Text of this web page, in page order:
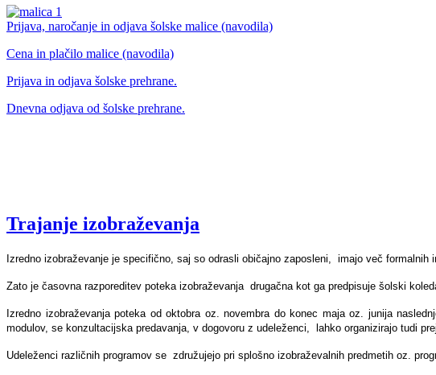
Prijava, naročanje in odjava šolske malice (navodila)
Cena in plačilo malice (navodila)
Prijava in odjava šolske prehrane.
Dnevna odjava od šolske prehrane.
Trajanje izobraževanja
Izredno izobraževanje je specifično, saj so odrasli običajno zaposleni, imajo več
Zato je časovna razporeditev poteka izobraževanja drugačna kot ga predpisuje šolski
Izredno izobraževanja poteka od oktobra oz. novembra do konec maja oz. junija
modulov, se konzultacijska predavanja, v dogovoru z udeleženci, lahko organizirajo tudi
Udeleženci različnih programov se združujejo pri splošno izobraževalnih predmetih oz.